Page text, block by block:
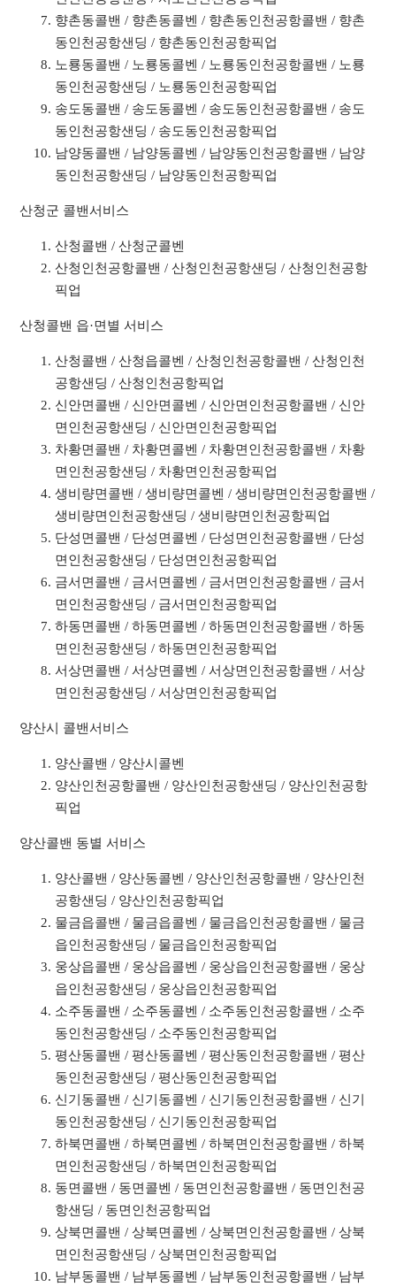
향촌동콜밴 / 향촌동콜벤 / 향촌동인천공항콜밴 / 향촌
동인천공항샌딩 / 향촌동인천공항픽업
노룡동콜밴 / 노룡동콜벤 / 노룡동인천공항콜밴 / 노룡
동인천공항샌딩 / 노룡동인천공항픽업
송도동콜밴 / 송도동콜벤 / 송도동인천공항콜밴 / 송도
동인천공항샌딩 / 송도동인천공항픽업
남양동콜밴 / 남양동콜벤 / 남양동인천공항콜밴 / 남양
동인천공항샌딩 / 남양동인천공항픽업
산청군 콜밴서비스
산청콜밴 / 산청군콜벤
산청인천공항콜밴 / 산청인천공항샌딩 / 산청인천공항
픽업
산청콜밴 읍·면별 서비스
산청콜밴 / 산청읍콜벤 / 산청인천공항콜밴 / 산청인천
공항샌딩 / 산청인천공항픽업
신안면콜밴 / 신안면콜벤 / 신안면인천공항콜밴 / 신안
면인천공항샌딩 / 신안면인천공항픽업
차황면콜밴 / 차황면콜벤 / 차황면인천공항콜밴 / 차황
면인천공항샌딩 / 차황면인천공항픽업
생비량면콜밴 / 생비량면콜벤 / 생비량면인천공항콜밴 /
생비량면인천공항샌딩 / 생비량면인천공항픽업
단성면콜밴 / 단성면콜벤 / 단성면인천공항콜밴 / 단성
면인천공항샌딩 / 단성면인천공항픽업
금서면콜밴 / 금서면콜벤 / 금서면인천공항콜밴 / 금서
면인천공항샌딩 / 금서면인천공항픽업
하동면콜밴 / 하동면콜벤 / 하동면인천공항콜밴 / 하동
면인천공항샌딩 / 하동면인천공항픽업
서상면콜밴 / 서상면콜벤 / 서상면인천공항콜밴 / 서상
면인천공항샌딩 / 서상면인천공항픽업
양산시 콜밴서비스
양산콜밴 / 양산시콜벤
양산인천공항콜밴 / 양산인천공항샌딩 / 양산인천공항
픽업
양산콜밴 동별 서비스
양산콜밴 / 양산동콜벤 / 양산인천공항콜밴 / 양산인천
공항샌딩 / 양산인천공항픽업
물금읍콜밴 / 물금읍콜벤 / 물금읍인천공항콜밴 / 물금
읍인천공항샌딩 / 물금읍인천공항픽업
웅상읍콜밴 / 웅상읍콜벤 / 웅상읍인천공항콜밴 / 웅상
읍인천공항샌딩 / 웅상읍인천공항픽업
소주동콜밴 / 소주동콜벤 / 소주동인천공항콜밴 / 소주
동인천공항샌딩 / 소주동인천공항픽업
평산동콜밴 / 평산동콜벤 / 평산동인천공항콜밴 / 평산
동인천공항샌딩 / 평산동인천공항픽업
신기동콜밴 / 신기동콜벤 / 신기동인천공항콜밴 / 신기
동인천공항샌딩 / 신기동인천공항픽업
하북면콜밴 / 하북면콜벤 / 하북면인천공항콜밴 / 하북
면인천공항샌딩 / 하북면인천공항픽업
동면콜밴 / 동면콜벤 / 동면인천공항콜밴 / 동면인천공
항샌딩 / 동면인천공항픽업
상북면콜밴 / 상북면콜벤 / 상북면인천공항콜밴 / 상북
면인천공항샌딩 / 상북면인천공항픽업
남부동콜밴 / 남부동콜벤 / 남부동인천공항콜밴 / 남부